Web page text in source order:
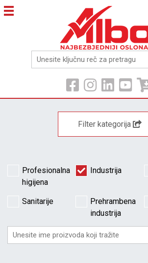
Filter kategorija
Profesionalna
higijena
Industrija
Sanitarije
Prehrambena
industrija